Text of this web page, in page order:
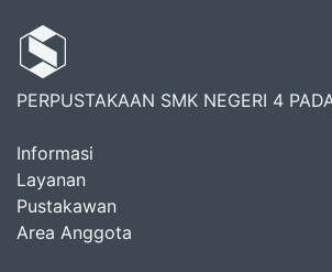
PERPUSTAKAAN SMK NEGERI 4
Informasi
Layanan
Pustakawan
Area Anggota